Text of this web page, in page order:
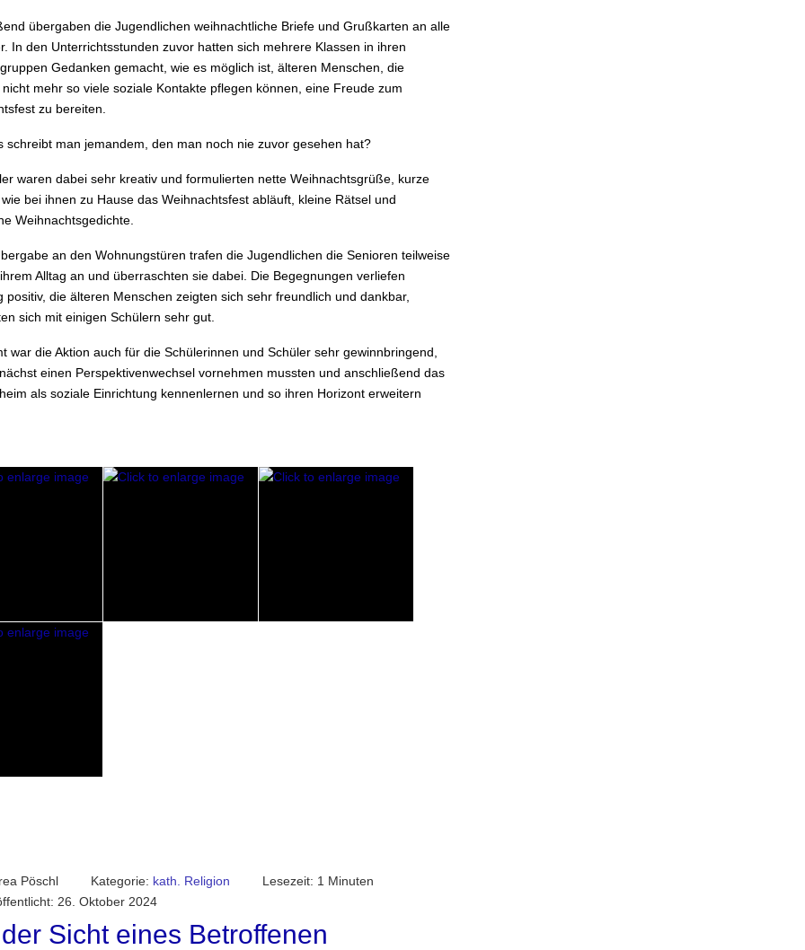
übergaben die Jugendlichen weihnachtliche Briefe und Grußkarten an alle
In den Unterrichtsstunden zuvor hatten sich mehrere Klassen in ihren
Gedanken gemacht, wie es möglich ist, älteren Menschen, die
mehr so viele soziale Kontakte pflegen können, eine Freude zum
zu bereiten.
schreibt man jemandem, den man noch nie zuvor gesehen hat?
waren dabei sehr kreativ und formulierten nette Weihnachtsgrüße, kurze
bei ihnen zu Hause das Weihnachtsfest abläuft, kleine Rätsel und
Weihnachtsgedichte.
an den Wohnungstüren trafen die Jugendlichen die Senioren teilweise
Alltag an und überraschten sie dabei. Die Begegnungen verliefen
positiv, die älteren Menschen zeigten sich sehr freundlich und dankbar,
sich mit einigen Schülern sehr gut.
war die Aktion auch für die Schülerinnen und Schüler sehr gewinnbringend,
einen Perspektivenwechsel vornehmen mussten und anschließend das
als soziale Einrichtung kennenlernen und so ihren Horizont erweitern
Pöschl Kategorie: kath. Religion
Lesezeit: 1 Minuten
26. Oktober 2024
Sicht eines Betroffenen